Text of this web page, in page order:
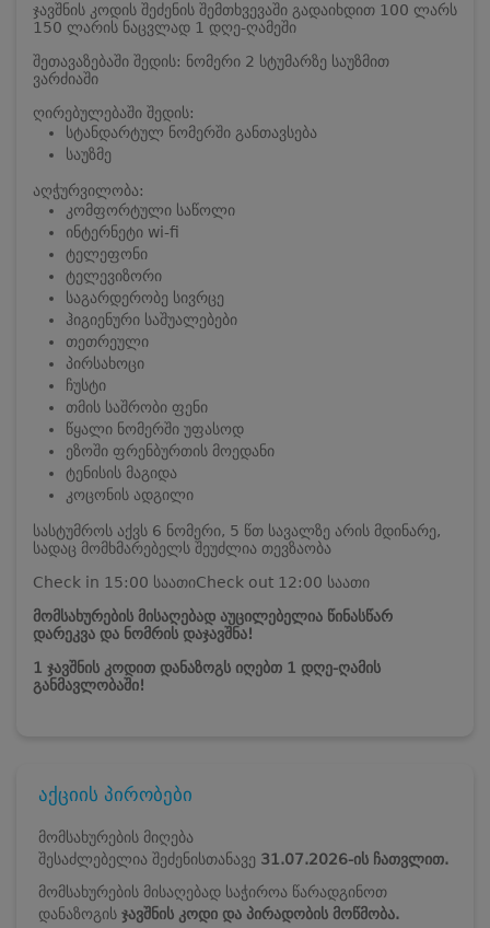
ჯავშნის კოდის შეძენის შემთხვევაში გადაიხდით 100 ლარს
150 ლარის ნაცვლად 1 დღე-ღამეში
შეთავაზებაში შედის: ნომერი 2 სტუმარზე საუზმით
ვარძიაში
ღირებულებაში შედის:
სტანდარტულ ნომერში განთავსება
საუზმე
აღჭურვილობა:
კომფორტული საწოლი
ინტერნეტი wi-fi
ტელეფონი
ტელევიზორი
საგარდერობე სივრცე
ჰიგიენური საშუალებები
თეთრეული
პირსახოცი
ჩუსტი
თმის საშრობი ფენი
წყალი ნომერში უფასოდ
ეზოში ფრენბურთის მოედანი
ტენისის მაგიდა
კოცონის ადგილი
სასტუმროს აქვს 6 ნომერი, 5 წთ სავალზე არის მდინარე,
სადაც მომხმარებელს შეუძლია თევზაობა
Check in 15:00 საათიCheck out 12:00 საათი
მომსახურების მისაღებად აუცილებელია წინასწარ
დარეკვა და ნომრის დაჯავშნა!
1 ჯავშნის კოდით დანაზოგს იღებთ 1 დღე-ღამის
განმავლობაში!
აქციის პირობები
მომსახურების მიღება
შესაძლებელია შეძენისთანავე 31.07.2026-ის ჩათვლით.
მომსახურების მისაღებად საჭიროა წარადგინოთ
დანაზოგის ჯავშნის კოდი და პირადობის მოწმობა.